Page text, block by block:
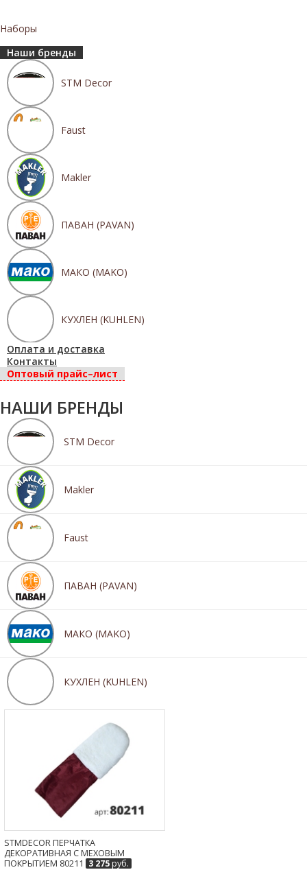
Наборы
Наши бренды
STM Decor
Faust
Makler
ПАВАН (PAVAN)
МАКО (MAKO)
КУХЛЕН (KUHLEN)
Оплата и доставка
Контакты
Оптовый прайс–лист
НАШИ БРЕНДЫ
STM Decor
Makler
Faust
ПАВАН (PAVAN)
МАКО (MAKO)
КУХЛЕН (KUHLEN)
STMDECOR ПЕРЧАТКА
ДЕКОРАТИВНАЯ С МЕХОВЫМ
ПОКРЫТИЕМ 80211 3 275руб.